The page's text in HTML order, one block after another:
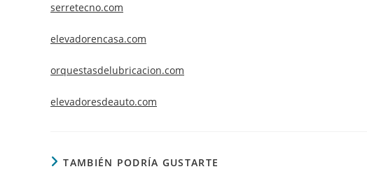
serretecno.com
elevadorencasa.com
orquestasdelubricacion.com
elevadoresdeauto.com
TAMBIÉN PODRÍA GUSTARTE